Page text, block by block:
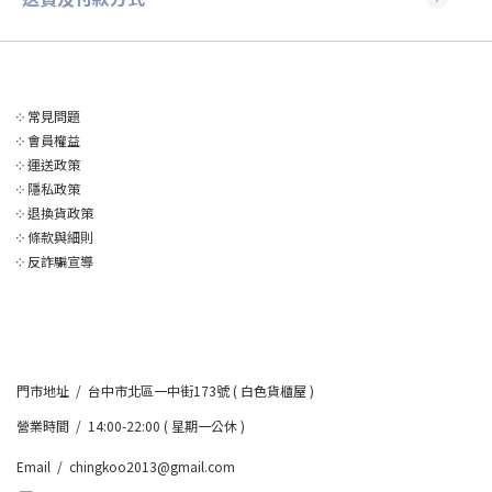
༶ 常見問題
༶會員權益
༶運送政策
༶ 隱私政策
༶退換貨政策
༶條款與細則
༶ 反詐騙宣導
門市地址 / 台中市北區一中街173號 ( 白色貨櫃屋 )
營業時間 / 14:00-22:00 ( 星期一公休 )
Email / chingkoo2013@gmail.com